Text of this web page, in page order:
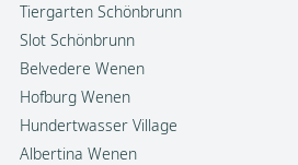
Tiergarten Schönbrunn
Slot Schönbrunn
Belvedere Wenen
Hofburg Wenen
Hundertwasser Village
Albertina Wenen